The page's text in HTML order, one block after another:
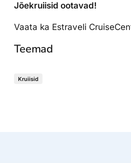
Jõekruiisid ootavad!
Vaata ka Estraveli
Teemad
Kruiisid